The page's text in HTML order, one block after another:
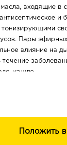
входящие в
и
Пары
влияние на
течение
кашле.
и карите
и
Положить